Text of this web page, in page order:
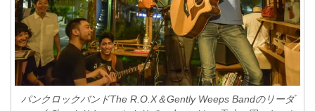
パンクロックバンドThe R.O.X＆Gently Weeps Bandのリーダ